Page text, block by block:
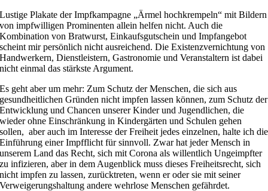
Lustige Plakate der Impfkampagne „Ärmel hochkrempeln“ mit Bildern
von impfwilligen Prominenten allein helfen nicht. Auch die
Kombination von Bratwurst, Einkaufsgutschein und Impfangebot
scheint mir persönlich nicht ausreichend. Die Existenzvernichtung von
Handwerkern, Dienstleistern, Gastronomie und Veranstaltern ist dabei
nicht einmal das stärkste Argument.
Es geht aber um mehr: Zum Schutz der Menschen, die sich aus
gesundheitlichen Gründen nicht impfen lassen können, zum Schutz der
Entwicklung und Chancen unserer Kinder und Jugendlichen, die
wieder ohne Einschränkung in Kindergärten und Schulen gehen
sollen, aber auch im Interesse der Freiheit jedes einzelnen, halte ich die
Einführung einer Impfflicht für sinnvoll. Zwar hat jeder Mensch in
unserem Land das Recht, sich mit Corona als willentlich Ungeimpfter
zu infizieren, aber in dem Augenblick muss dieses Freiheitsrecht, sich
nicht impfen zu lassen, zurücktreten, wenn er oder sie mit seiner
Verweigerungshaltung andere wehrlose Menschen gefährdet.